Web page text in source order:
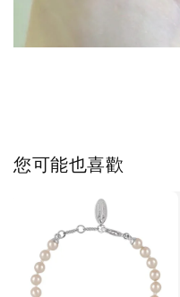
您可能也喜歡